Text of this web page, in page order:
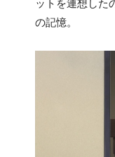
ットを連想した
の記憶。